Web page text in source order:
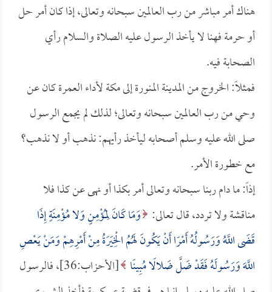
هناك أمر مباشر من رب العالمين سبحانه وتعالى، إذا كان أمر حل
أو حرمة فهنا لا يأخذ الرسول عليه الصلاة والسلام رأي
الصحابة فيه.
فمثلاً: الخروج من المدينة المنورة إلى مكة لأداء العمرة كان عن
وحي من رب العالمين سبحانه وتعالى؛ لذلك لم يجمع الرسول
صلى الله عليه وسلم أصحابه ليأخذ رأيهم: نذهب أو لا نذهب؟
مع خطورة الأمر.
إذاً: ما دام ربنا سبحانه وتعالى أمر بكذا أو نهى عن كذا فلا
مناقشة ولا تردد، قال تعالى: وَمَا كَانَ لِمُؤْمِنٍ وَلا مُؤْمِنَةٍ إِذَا
قَضَى اللَّهُ وَرَسُولُهُ أَمْرًا أَنْ يَكُونَ لَهُمُ الْخِيَرَةُ مِنْ أَمْرِهِمْ وَمَنْ يَعْصِ
اللَّهَ وَرَسُولَهُ فَقَدْ ضَلَّ ضَلالًا مُبِينًا
[الأحزاب:36]، فالرسول